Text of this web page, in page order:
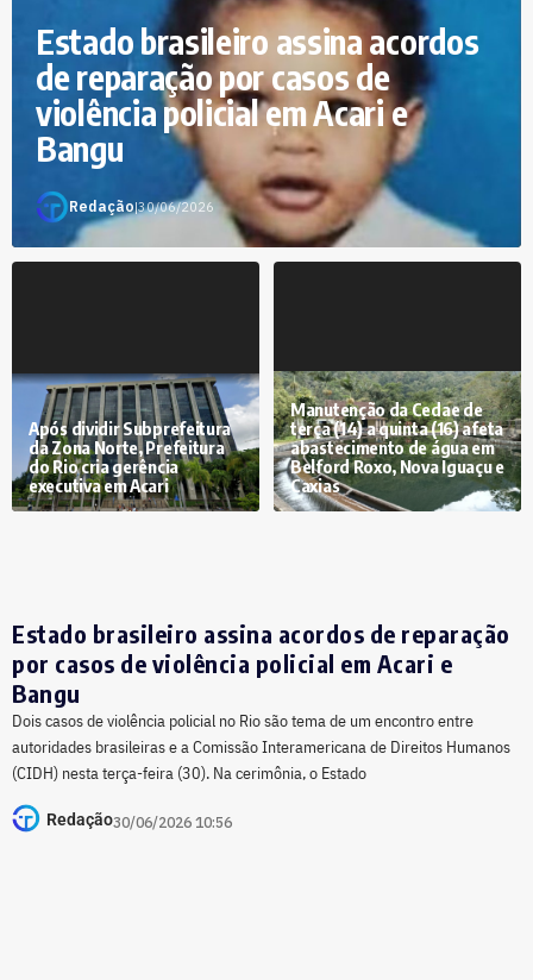
Estado brasileiro assina acordos
de reparação por casos de
violência policial em Acari e
Bangu
Redação|30/06/2026
Após dividir Subprefeitura
da Zona Norte, Prefeitura
do Rio cria gerência
executiva em Acari
Manutenção da Cedae de
terça (14) a quinta (16) afeta
abastecimento de água em
Belford Roxo, Nova Iguaçu e
Caxias
Estado brasileiro assina acordos de reparação
por casos de violência policial em Acari e
Bangu
Dois casos de violência policial no Rio são tema de um encontro entre
autoridades brasileiras e a Comissão Interamericana de Direitos Humanos
(CIDH) nesta terça-feira (30). Na cerimônia, o Estado
Redação30/06/2026 10:56